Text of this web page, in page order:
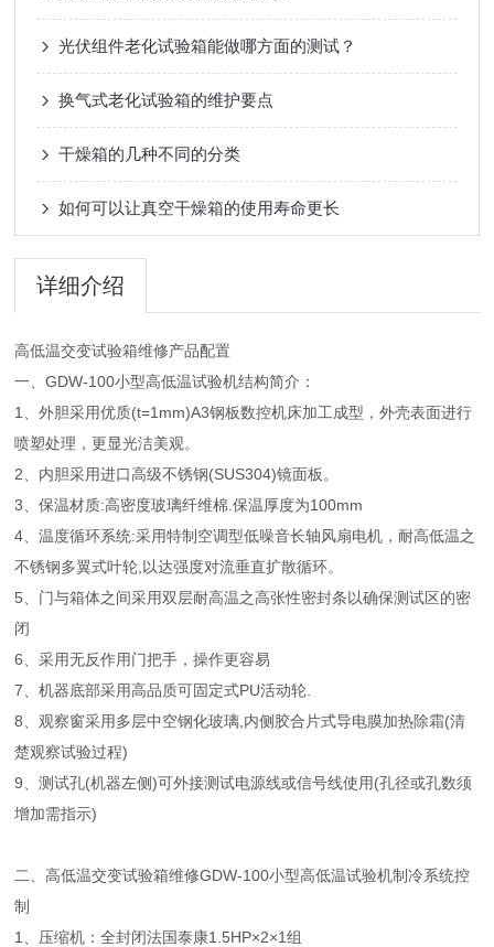
光伏组件老化试验箱能做哪方面的测试？
换气式老化试验箱的维护要点
干燥箱的几种不同的分类
如何可以让真空干燥箱的使用寿命更长
详细介绍
高低温交变试验箱维修产品配置
一、GDW-100小型高低温试验机结构简介：
1、外胆采用优质(t=1mm)A3钢板数控机床加工成型，外壳表面进行
喷塑处理，更显光洁美观。
2、内胆采用进口高级不锈钢(SUS304)镜面板。
3、保温材质:高密度玻璃纤维棉.保温厚度为100mm
4、温度循环系统:采用特制空调型低噪音长轴风扇电机，耐高低温之
不锈钢多翼式叶轮,以达强度对流垂直扩散循环。
5、门与箱体之间采用双层耐高温之高张性密封条以确保测试区的密
闭
6、采用无反作用门把手，操作更容易
7、机器底部采用高品质可固定式PU活动轮.
8、观察窗采用多层中空钢化玻璃,内侧胶合片式导电膜加热除霜(清
楚观察试验过程)
9、测试孔(机器左侧)可外接测试电源线或信号线使用(孔径或孔数须
增加需指示)
二、高低温交变试验箱维修GDW-100小型高低温试验机制冷系统控
制
1、压缩机：全封闭法国泰康1.5HP×2×1组